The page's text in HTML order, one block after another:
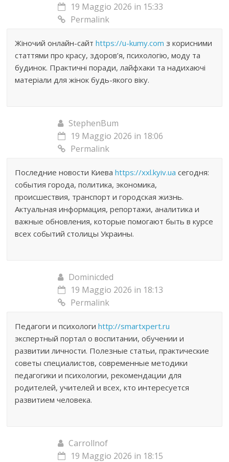
19 Maggio 2026 in 15:33
Permalink
Жіночий онлайн-сайтhttps://u-kumy.com з корисними
статтями про красу, здоров’я, психологію, моду та
будинок. Практичні поради, лайфхаки та надихаючі
матеріали для жінок будь-якого віку.
StephenBum
19 Maggio 2026 in 18:06
Permalink
Последние новости Киеваhttps://xxl.kyiv.ua сегодня:
события города, политика, экономика,
происшествия, транспорт и городская жизнь.
Актуальная информация, репортажи, аналитика и
важные обновления, которые помогают быть в курсе
всех событий столицы Украины.
Dominicded
19 Maggio 2026 in 18:13
Permalink
Педагоги и психологиhttp://smartxpert.ru
экспертный портал о воспитании, обучении и
развитии личности. Полезные статьи, практические
советы специалистов, современные методики
педагогики и психологии, рекомендации для
родителей, учителей и всех, кто интересуется
развитием человека.
Carrollnof
19 Maggio 2026 in 18:15